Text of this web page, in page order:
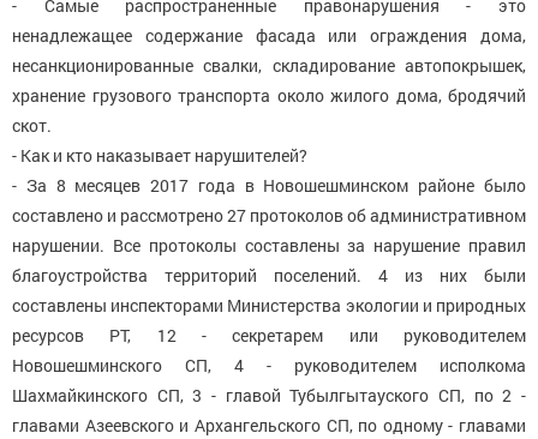
- Самые распространенные правонарушения - это
ненадлежащее содержание фасада или ограждения дома,
несанкционированные свалки, складирование автопокрышек,
хранение грузового транспорта около жилого дома, бродячий
скот.
- Как и кто наказывает нарушителей?
- За 8 месяцев 2017 года в Новошешминском районе было
составлено и рассмотрено 27 протоколов об административном
нарушении. Все протоколы составлены за нарушение правил
благоустройства территорий поселений. 4 из них были
составлены инспекторами Министерства экологии и природных
ресурсов РТ, 12 - секретарем или руководителем
Новошешминского СП, 4 - руководителем исполкома
Шахмайкинского СП, 3 - главой Тубылгытауского СП, по 2 -
главами Азеевского и Архангельского СП, по одному - главами